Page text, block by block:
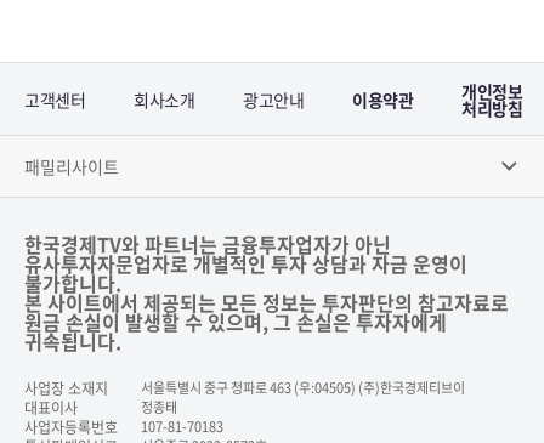
고객센터 회사소개 광고안내 이용약관 개인정보
처리방침
패밀리사이트
한국경제TV와 파트너는 금융투자업자가 아닌
유사투자자문업자로 개별적인 투자 상담과 자금 운영이
불가합니다.
본 사이트에서 제공되는 모든 정보는 투자판단의 참고자료로
원금 손실이 발생할 수 있으며, 그 손실은 투자자에게
귀속됩니다.
사업장 소재지 서울특별시 중구 청파로 463 (우:04505) (주)한국경제티브이
대표이사 정종태
사업자등록번호 107-81-70183